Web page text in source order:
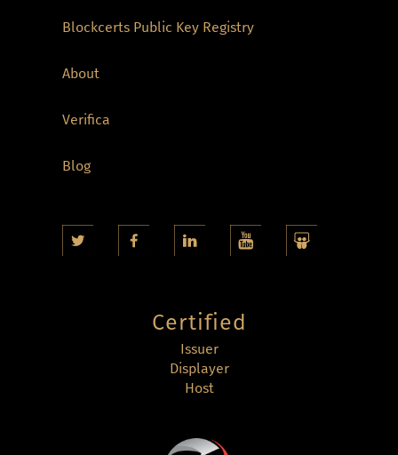
Blockcerts Public Key Registry
About
Verifica
Blog
Certified
Issuer
Displayer
Host